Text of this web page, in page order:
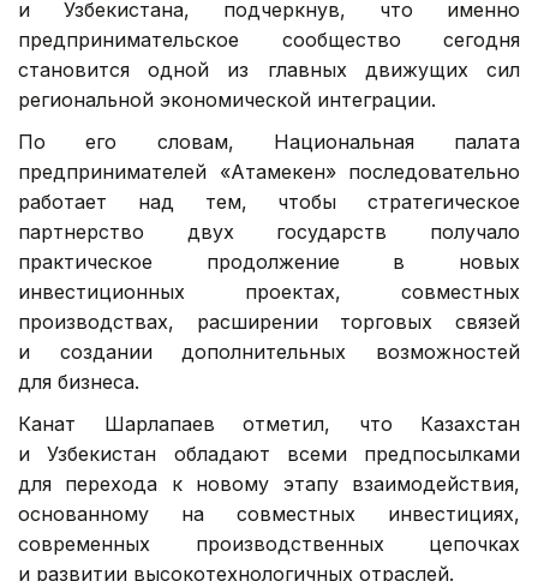
и Узбекистана, подчеркнув, что именно
предпринимательское сообщество сегодня
становится одной из главных движущих сил
региональной экономической интеграции.
По его словам, Национальная палата
предпринимателей «Атамекен» последовательно
работает над тем, чтобы стратегическое
партнерство двух государств получало
практическое продолжение в новых
инвестиционных проектах, совместных
производствах, расширении торговых связей
и создании дополнительных возможностей
для бизнеса.
Канат Шарлапаев отметил, что Казахстан
и Узбекистан обладают всеми предпосылками
для перехода к новому этапу взаимодействия,
основанному на совместных инвестициях,
современных производственных цепочках
и развитии высокотехнологичных отраслей.